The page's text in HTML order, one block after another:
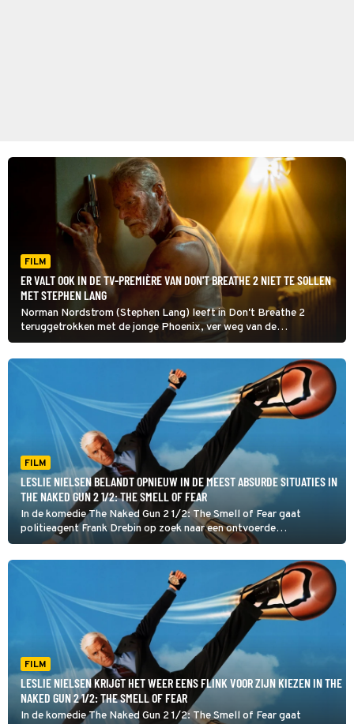
FILM
ER VALT OOK IN DE TV-PREMIÈRE VAN DON'T BREATHE 2 NIET TE SOLLEN
MET STEPHEN LANG
Norman Nordstrom (Stephen Lang) leeft in Don't Breathe 2
teruggetrokken met de jonge Phoenix, ver weg van de
buitenwereld. Maar als gewelddadige indringers haar komen halen,
blijkt de blinde oud-militair nog altijd levensgevaarlijk.
FILM
LESLIE NIELSEN BELANDT OPNIEUW IN DE MEEST ABSURDE SITUATIES IN
THE NAKED GUN 2 1/2: THE SMELL OF FEAR
In de komedie The Naked Gun 2 1/2: The Smell of Fear gaat
politieagent Frank Drebin op zoek naar een ontvoerde
wetenschapper. Dat levert de nodige chaos op.
FILM
LESLIE NIELSEN KRIJGT HET WEER EENS FLINK VOOR ZIJN KIEZEN IN THE
NAKED GUN 2 1/2: THE SMELL OF FEAR
In de komedie The Naked Gun 2 1/2: The Smell of Fear gaat